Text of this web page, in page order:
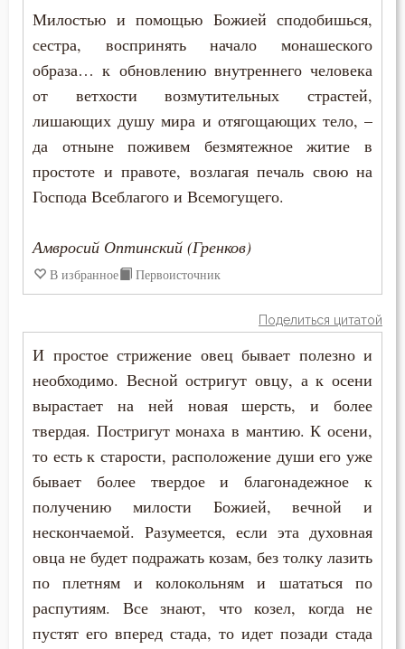
Наставление
Начальство
Ненависть
Нерадение
Нищета
Нравственность
Обида
Обличение
Общение
Одежда
Осквернение
Оскорбление
Оставление Богом
Милостью и помощью Божией сподобишься,
сестра, воспринять начало монашеского
образа… к обновлению внутреннего человека
от ветхости возмутительных страстей,
лишающих душу мира и отягощающих тело, –
да отныне поживем безмятежное житие в
простоте и правоте, возлагая печаль свою на
Господа Всеблагого и Всемогущего.
Амвросий Оптинский (Гренков)
В избранное Первоисточник
Поделиться цитатой
И простое стрижение овец бывает полезно и
необходимо. Весной остригут овцу, а к осени
вырастает на ней новая шерсть, и более
твердая. Постригут монаха в мантию. К осени,
то есть к старости, расположение души его уже
бывает более твердое и благонадежное к
получению милости Божией, вечной и
нескончаемой. Разумеется, если эта духовная
овца не будет подражать козам, без толку лазить
по плетням и колокольням и шататься по
распутиям. Все знают, что козел, когда не
пустят его вперед стада, то идет позади стада